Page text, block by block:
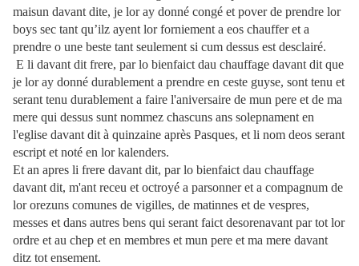
maisun davant dite, je lor ay donné congé et pover de prendre lor
boys sec tant qu’ilz ayent lor forniement a eos chauffer et a
prendre o une beste tant seulement si cum dessus est desclairé.
E li davant dit frere, par lo bienfaict dau chauffage davant dit que
je lor ay donné durablement a prendre en ceste guyse, sont tenu et
serant tenu durablement a faire l'aniversaire de mun pere et de ma
mere qui dessus sunt nommez chascuns ans solepnament en
l'eglise davant dit à quinzaine après Pasques, et li nom deos serant
escript et noté en lor kalenders.
Et an apres li frere davant dit, par lo bienfaict dau chauffage
davant dit, m'ant receu et octroyé a parsonner et a compagnum de
lor orezuns comunes de vigilles, de matinnes et de vespres,
messes et dans autres bens qui serant faict desorenavant par tot lor
ordre et au chep et en membres et mun pere et ma mere davant
ditz tot ensement.